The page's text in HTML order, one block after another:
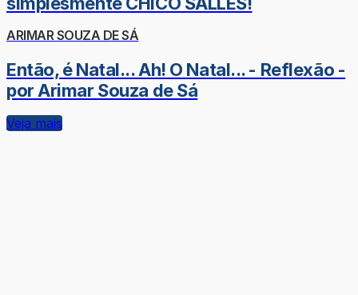
ARIMAR SOUZA DE SÁ
Então, é Natal... Ah! O Natal... - Reflexão -
por Arimar Souza de Sá
Veja mais